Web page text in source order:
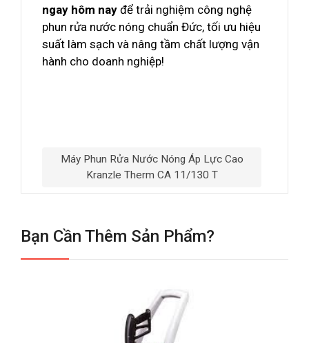
ngay hôm nay để trải nghiệm công nghệ
phun rửa nước nóng chuẩn Đức, tối ưu hiệu
suất làm sạch và nâng tầm chất lượng vận
hành cho doanh nghiệp!
Máy Phun Rửa Nước Nóng Áp Lực Cao
Kranzle Therm CA 11/130 T
Bạn Cần Thêm Sản Phẩm?